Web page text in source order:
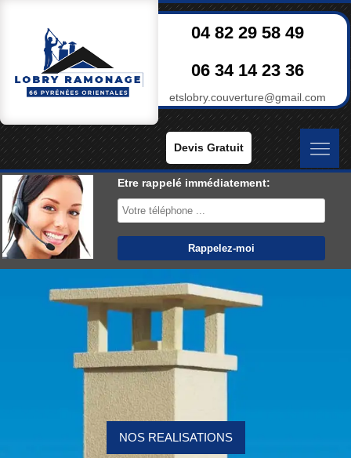
04 82 29 58 49
06 34 14 23 36
etslobry.couverture@gmail.com
Devis Gratuit
Etre rappelé immédiatement:
NOS REALISATIONS